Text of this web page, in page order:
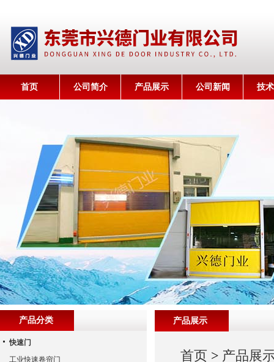
首页 公司简介 产品展示 公司新闻 技
产品展示
首页 > 产品展
产品分类
快速门
工业快速卷帘门